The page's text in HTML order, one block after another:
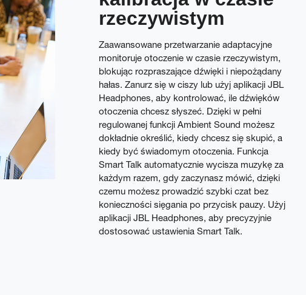
rzeczywistym
Zaawansowane przetwarzanie adaptacyjne
monitoruje otoczenie w czasie rzeczywistym,
blokując rozpraszające dźwięki i niepożądany
hałas. Zanurz się w ciszy lub użyj aplikacji JBL
Headphones, aby kontrolować, ile dźwięków
otoczenia chcesz słyszeć. Dzięki w pełni
regulowanej funkcji Ambient Sound możesz
dokładnie określić, kiedy chcesz się skupić, a
kiedy być świadomym otoczenia. Funkcja
Smart Talk automatycznie wycisza muzykę za
każdym razem, gdy zaczynasz mówić, dzięki
czemu możesz prowadzić szybki czat bez
konieczności sięgania po przycisk pauzy. Użyj
aplikacji JBL Headphones, aby precyzyjnie
dostosować ustawienia Smart Talk.